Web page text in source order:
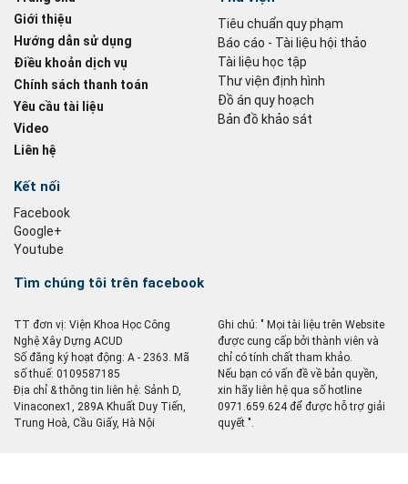
Giới thiệu
Hướng dẫn sử dụng
Điều khoản dịch vụ
Chính sách thanh toán
Yêu cầu tài liệu
Video
Liên hệ
Tiêu chuẩn quy phạm
Báo cáo - Tài liệu hội thảo
Tài liệu học tập
Thư viện định hình
Đồ án quy hoạch
Bản đồ khảo sát
Kết nối
Facebook
Google+
Youtube
Tìm chúng tôi trên facebook
TT đơn vị: Viện Khoa Học Công
Nghệ Xây Dựng ACUD
Số đăng ký hoạt động: A - 2363. Mã
số thuế: 0109587185
Địa chỉ & thông tin liên hệ: Sảnh D,
Vinaconex1, 289A Khuất Duy Tiến,
Trung Hoà, Cầu Giấy, Hà Nội
Ghi chú: " Mọi tài liệu trên Website
được cung cấp bởi thành viên và
chỉ có tính chất tham khảo.
Nếu bạn có vấn đề về bản quyền,
xin hãy liên hệ qua số hotline
0971.659.624 để được hỗ trợ giải
quyết ".